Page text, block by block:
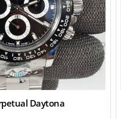
Daytona